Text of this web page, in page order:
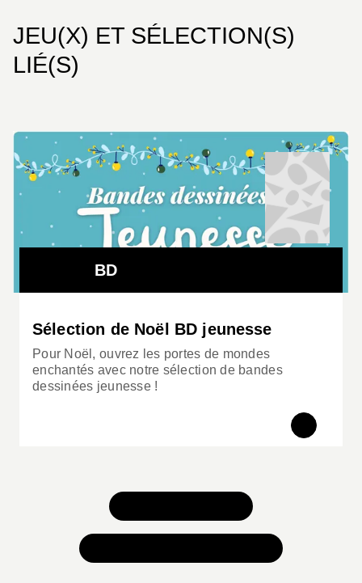
JEU(X) ET SÉLECTION(S)
LIÉ(S)
BD
Sélection de Noël BD jeunesse
Pour Noël, ouvrez les portes de mondes
enchantés avec notre sélection de bandes
dessinées jeunesse !